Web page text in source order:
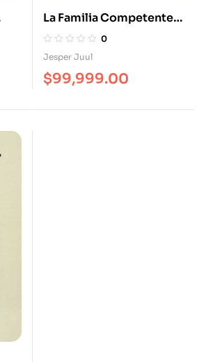
La Familia Competente
Nuevos Caminos En La
Educación
0
Jesper Juul
$99,999.00